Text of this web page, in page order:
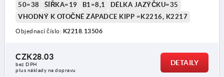
50=38
ŠÍŘKA=19 B1=8,1
DÉLKA JAZÝČKU=35
VHODNÝ K OTOČNÉ ZÁPADCE KIPP =K2216, K2217
Objednací číslo: K2218.13506
CZK28.03
bez DPH
plus náklady na dopravu
DETAILY